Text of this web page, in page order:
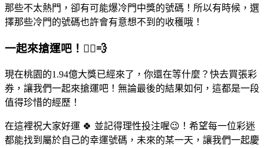
那些不太熱門，卻有可能爆冷門中獎的號碼！所以有時候，選
擇那些冷門的號碼也許會有意想不到的收穫哦！
一起來搶運吧！🏃‍♂️💨
現在桃園的1.94億大獎已經來了，你還在等什麼？快去買張彩
券，讓我們一起來搶運吧！無論最後的結果如何，這都是一段
值得珍惜的經歷！
在這裡祝大家好運 🍀 並記得理性投注喔😉！希望每一位彩迷
都能找到屬於自己的幸運號碼，未來的某一天，讓我們一起慶